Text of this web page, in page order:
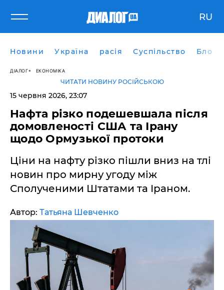
RU
Новини Україна расія Суспільство Блоги
ДІАЛОГ ЕКОНОМІКА
ЧИТАТИ НОВИНУ РОСІЙСЬКОЮ
15 червня 2026, 23:07
​Нафта різко подешевшала після
домовленості США та Ірану
щодо Ормузької протоки
Ціни на нафту різко пішли вниз на тлі
новин про мирну угоду між
Сполученими Штатами та Іраном.
Автор: Татьяна Шевченко